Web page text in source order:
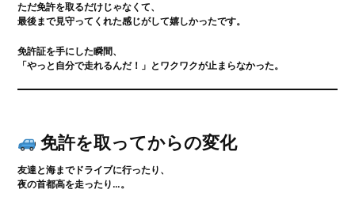
Choose us
選ばれる理由
Guidance
Plan
料金プラン
Access
アクセス
Faq
よくある質問
Company
ただ免許を取るだけじゃなくて、
最後まで見守ってくれた感じがして嬉しかったです。
免許証を手にした瞬間、
「やっと自分で走れるんだ！」とワクワクが止まらなかった。
免許を取ってからの変化
友達と海までドライブに行ったり、
夜の首都高を走ったり…。